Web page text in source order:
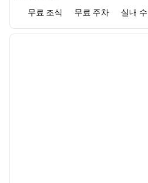
무료 조식 무료 주차 실내
1/12